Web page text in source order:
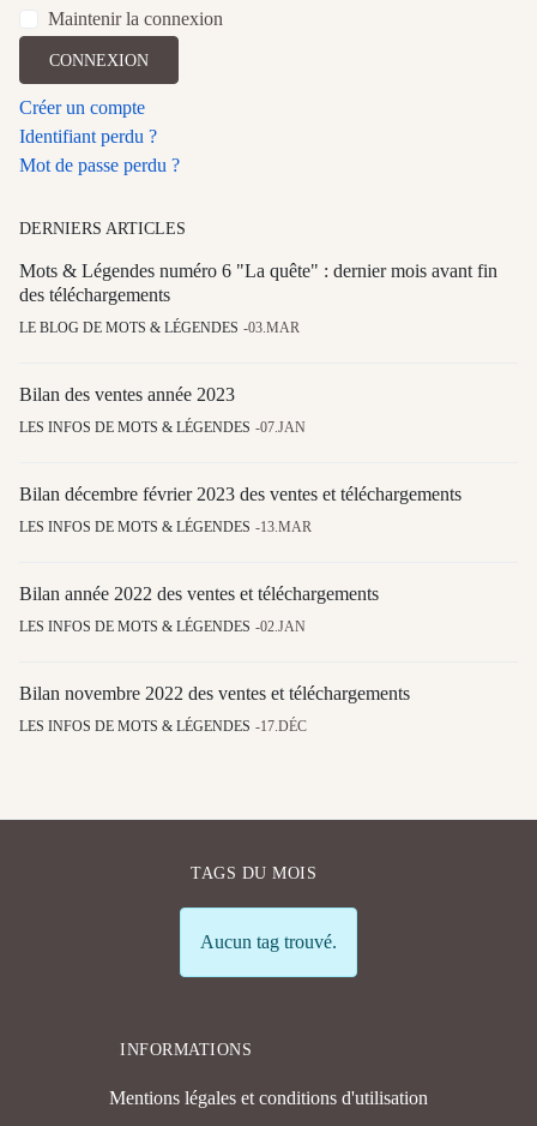
Maintenir la connexion
CONNEXION
Créer un compte
Identifiant perdu ?
Mot de passe perdu ?
DERNIERS ARTICLES
Mots & Légendes numéro 6 "La quête" : dernier mois avant fin
des téléchargements
LE BLOG DE MOTS & LÉGENDES 03.MAR
Bilan des ventes année 2023
LES INFOS DE MOTS & LÉGENDES 07.JAN
Bilan décembre février 2023 des ventes et téléchargements
LES INFOS DE MOTS & LÉGENDES 13.MAR
Bilan année 2022 des ventes et téléchargements
LES INFOS DE MOTS & LÉGENDES 02.JAN
Bilan novembre 2022 des ventes et téléchargements
LES INFOS DE MOTS & LÉGENDES 17.DÉC
TAGS DU MOIS
Info
Aucun tag trouvé.
INFORMATIONS
Mentions légales et conditions d'utilisation